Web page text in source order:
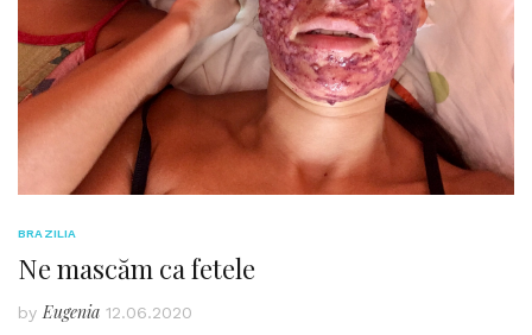
BRAZILIA
Ne mascăm ca fetele
by Eugenia 12.06.2020